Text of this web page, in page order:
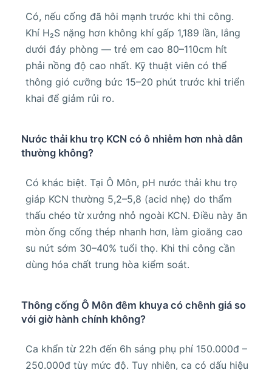
Có, nếu cống đã hôi mạnh trước khi thi công.
Khí H₂S nặng hơn không khí gấp 1,189 lần, lắng
dưới đáy phòng — trẻ em cao 80–110cm hít
phải nồng độ cao nhất. Kỹ thuật viên có thể
thông gió cưỡng bức 15–20 phút trước khi triển
khai để giảm rủi ro.
Nước thải khu trọ KCN có ô nhiễm hơn nhà dân
thường không?
Có khác biệt. Tại Ô Môn, pH nước thải khu trọ
giáp KCN thường 5,2–5,8 (acid nhẹ) do thẩm
thấu chéo từ xưởng nhỏ ngoài KCN. Điều này ăn
mòn ống cống thép nhanh hơn, làm gioăng cao
su nứt sớm 30–40% tuổi thọ. Khi thi công cần
dùng hóa chất trung hòa kiểm soát.
Thông cống Ô Môn đêm khuya có chênh giá so
với giờ hành chính không?
Ca khẩn từ 22h đến 6h sáng phụ phí 150.000đ –
250.000đ tùy mức độ. Tuy nhiên, ca có dấu hiệu